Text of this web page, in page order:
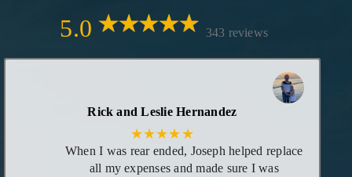
5.0 343 reviews
Rick and Leslie Hernandez
★★★★★
When I was rear ended, Joseph helped replace
all my expenses and made sure I was